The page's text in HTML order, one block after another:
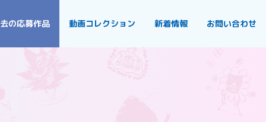
の応募作品 動画コレクション 新着情報 お問い合わせ